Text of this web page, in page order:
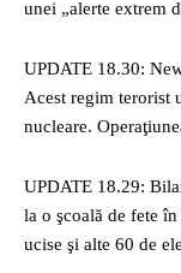
unei „alerte extrem
UPDATE 18.30:
Acest regim terorist
nucleare.
UPDATE 18.29:
la o şcoală de fete
ucise şi alte 60 de